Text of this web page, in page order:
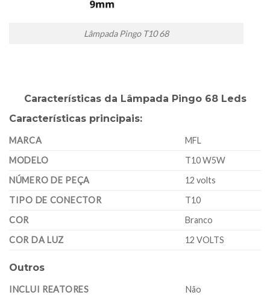
Lâmpada Pingo T10 68
Características da Lâmpada Pingo 68 Leds
Características principais:
MARCA
MFL
MODELO
T10 W5W
NÚMERO DE PEÇA
12 volts
TIPO DE CONECTOR
T10
COR
Branco
COR DA LUZ
12 VOLTS
Outros
INCLUI REATORES
Não